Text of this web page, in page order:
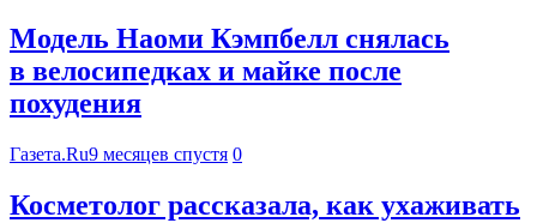
Модель Наоми Кэмпбелл снялась
в велосипедках и майке после
похудения
Газета.Ru9 месяцев спустя 0
Косметолог рассказала, как ухаживать